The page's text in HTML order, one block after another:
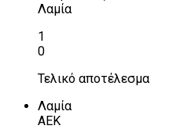
Λαμία
1
0
Τελικό αποτέλεσμα
Λαμία
ΑΕΚ